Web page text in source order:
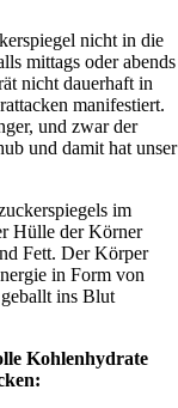
nicht in die
mittags oder abends
nicht dauerhaft in
manifestiert.
und zwar der
und damit hat unser
im
Hülle der Körner
Fett. Der Körper
in Form von
ins Blut
Kohlenhydrate